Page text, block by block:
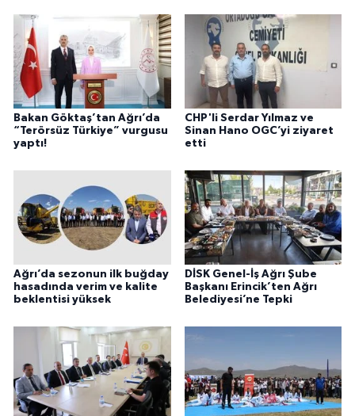
Bakan Göktaş’tan Ağrı’da
“Terörsüz Türkiye” vurgusu
yaptı!
CHP'li Serdar Yılmaz ve
Sinan Hano OGC’yi ziyaret
etti
Ağrı’da sezonun ilk buğday
hasadında verim ve kalite
beklentisi yüksek
DİSK Genel-İş Ağrı Şube
Başkanı Erincik’ten Ağrı
Belediyesi’ne Tepki